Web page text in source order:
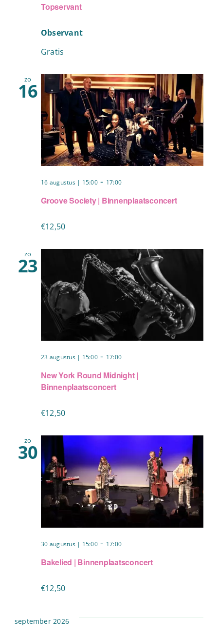
Topservant
Observant
Gratis
zo
16
Groove Society | Binnenplaatsconcert
16 augustus | 15:00 - 17:00
€12,50
zo
23
New York Round Midnight |
Binnenplaatsconcert
23 augustus | 15:00 - 17:00
€12,50
zo
30
Bakelied | Binnenplaatsconcert
30 augustus | 15:00 - 17:00
€12,50
september 2026